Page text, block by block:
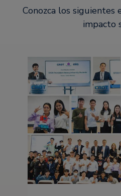
Conozca los
impacto